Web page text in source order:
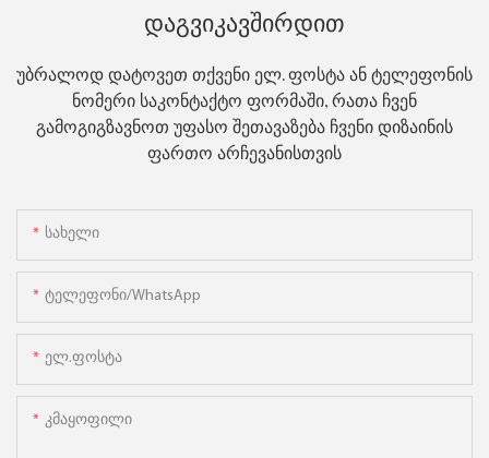
Დაგვიკავშირდით
უბრალოდ დატოვეთ თქვენი ელ. ფოსტა ან ტელეფონის
ნომერი საკონტაქტო ფორმაში, რათა ჩვენ
გამოგიგზავნოთ უფასო შეთავაზება ჩვენი დიზაინის
ფართო არჩევანისთვის
Სახელი
Ტელეფონი/WhatsApp
Ელ.ფოსტა
Კმაყოფილი